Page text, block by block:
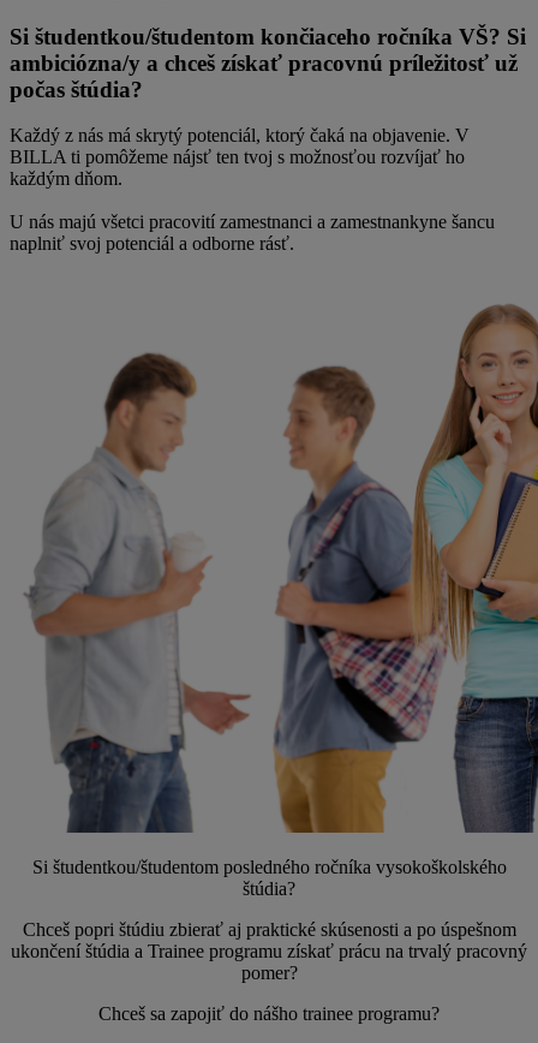
Si študentkou/študentom končiaceho ročníka VŠ? Si
ambiciózna/y a chceš získať pracovnú príležitosť už
počas štúdia?
Každý z nás má skrytý potenciál, ktorý čaká na objavenie. V
BILLA ti pomôžeme nájsť ten tvoj s možnosťou rozvíjať ho
každým dňom.
U nás majú všetci pracovití zamestnanci a zamestnankyne šancu
naplniť svoj potenciál a odborne rásť.
Si študentkou/študentom posledného ročníka vysokoškolského
štúdia?
Chceš popri štúdiu zbierať aj praktické skúsenosti a po úspešnom
ukončení štúdia a Trainee programu získať prácu na trvalý pracovný
pomer?
Chceš sa zapojiť do nášho trainee programu?